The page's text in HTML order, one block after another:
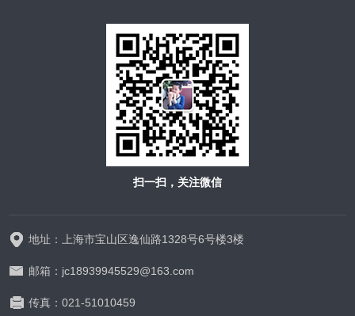
扫一扫，关注微信
地址：上海市宝山区逸仙路1328号6号楼3楼
邮箱：jc18939945529@163.com
传真：021-51010459